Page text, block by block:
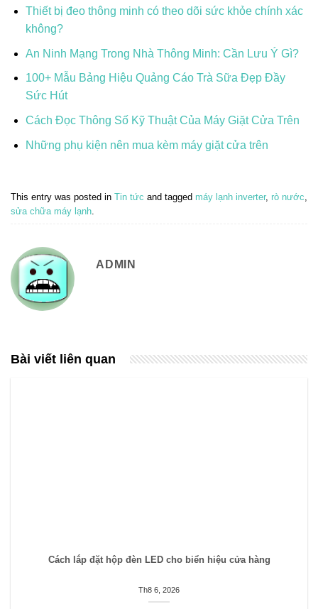
Thiết bị đeo thông minh có theo dõi sức khỏe chính xác
không?
An Ninh Mạng Trong Nhà Thông Minh: Cần Lưu Ý Gì?
100+ Mẫu Bảng Hiệu Quảng Cáo Trà Sữa Đẹp Đầy
Sức Hút
Cách Đọc Thông Số Kỹ Thuật Của Máy Giặt Cửa Trên
Những phụ kiện nên mua kèm máy giặt cửa trên
This entry was posted in Tin tức and tagged máy lạnh inverter, rò nước
sửa chữa máy lạnh
ADMIN
Bài viết liên quan
Cách lắp đặt hộp đèn LED cho biển hiệu cửa hàng
Th8 6, 2026